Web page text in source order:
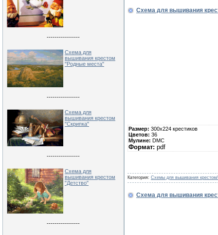
-----------------
Схема для
вышивания крестом
"Родные места"
-----------------
Схема для
вышивания крестом
"Скрипка"
-----------------
Схема для
вышивания крестом
"Детство"
-----------------
Схема для вышивания
Размер: 300х224 крестиков
Цветов: 36
Мулине: DMC
Формат: pdf
Категория: Схемы для вышивания
Схема для вышивания